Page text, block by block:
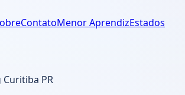
ContatoMenor AprendizEstados
PR